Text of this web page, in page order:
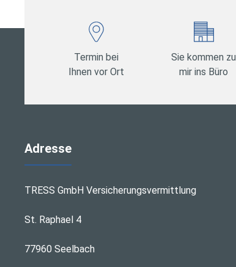
Termin bei
Ihnen vor Ort
Sie kommen zu
mir ins Büro
Adresse
TRESS GmbH Versicherungsvermittlung
St. Raphael 4
77960 Seelbach